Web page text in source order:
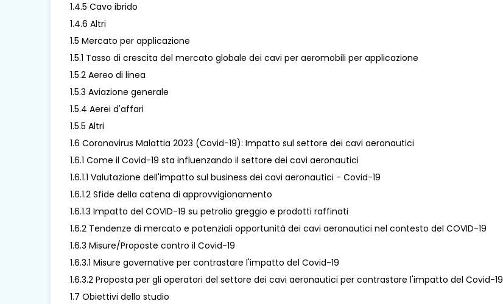
1.4.5 Cavo ibrido
1.4.6 Altri
1.5 Mercato per applicazione
1.5.1 Tasso di crescita del mercato globale dei cavi per aeromobili per applicazione
1.5.2 Aereo di linea
1.5.3 Aviazione generale
1.5.4 Aerei d'affari
1.5.5 Altri
1.6 Coronavirus Malattia 2023 (Covid-19): Impatto sul settore dei cavi aeronautici
1.6.1 Come il Covid-19 sta influenzando il settore dei cavi aeronautici
1.6.1.1 Valutazione dell'impatto sul business dei cavi aeronautici - Covid-19
1.6.1.2 Sfide della catena di approvvigionamento
1.6.1.3 Impatto del COVID-19 su petrolio greggio e prodotti raffinati
1.6.2 Tendenze di mercato e potenziali opportunità dei cavi aeronautici nel contesto del COVID-19
1.6.3 Misure/Proposte contro il Covid-19
1.6.3.1 Misure governative per contrastare l'impatto del Covid-19
1.6.3.2 Proposta per gli operatori del settore dei cavi aeronautici per contrastare l'impatto del Covid-19
1.7 Obiettivi dello studio